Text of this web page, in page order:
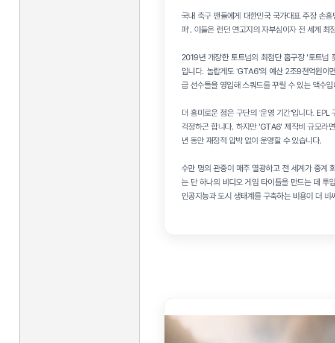
국내 축구 팬들에게 대한민국 국가대표 주장 손
퍼'. 이들은 런던 연고지의 자부심이자 전 세계 최
2019년 개장한 토트넘의 최첨단 홈구장 '토트넘
입니다. 놀랍게도 'GTA6'의 예산 2조9천억원이
급 선수들을 영입해 스쿼드를 꾸릴 수 있는 액수입
더 흥미로운 점은 구단의 '운영 기간'입니다. EPL
걱정하곤 합니다. 하지만 'GTA6' 제작비 규모라
년 동안 재정적 압박 없이 운영할 수 있습니다.
수만 명의 관중이 매주 열광하고 전 세계가 중계
는 단 하나의 비디오 게임 타이틀을 만드는 데 투
인공지능과 도시 생태계를 구축하는 비용이 더 비